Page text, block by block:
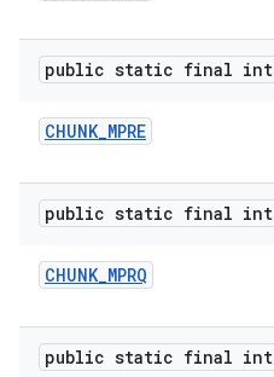
public static final int
CHUNK_MPRE
public static final int
CHUNK_MPRQ
public static final int